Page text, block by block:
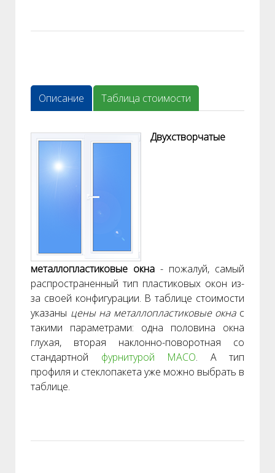
Описание Таблица стоимости
Двухстворчатые
металлопластиковые окна - пожалуй, самый
распространенный тип пластиковых окон из-
за своей конфигурации. В таблице стоимости
указаны цены на металлопластиковые окнас
такими параметрами: одна половина окна
глухая, вторая наклонно-поворотная со
стандартной фурнитурой MACO. А тип
профиля и стеклопакета уже можно выбрать в
таблице.